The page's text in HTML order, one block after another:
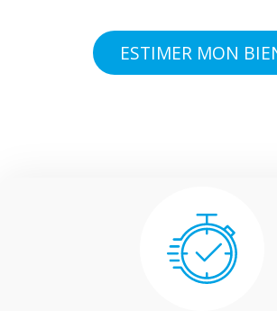
ESTIMER MON